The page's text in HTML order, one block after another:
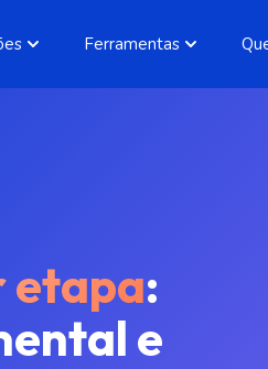
Ferramentas
etapa:
e